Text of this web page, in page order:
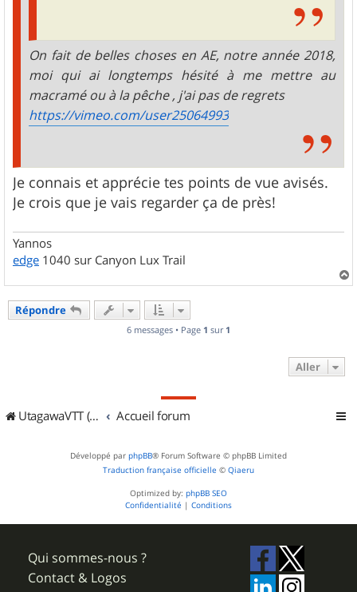
On fait de belles choses en AE, notre année 2018,
moi qui ai longtemps hésité à me mettre au
macramé ou à la pêche , j'ai pas de regrets
https://vimeo.com/user25064993
Je connais et apprécie tes points de vue avisés.
Je crois que je vais regarder ça de près!
Yannos
edge 1040 sur Canyon Lux Trail
a
Répondre
6 messages • Page 1 sur 1
Aller
UtagawaVTT (Randos VTT et VTTAE avec traces GPS) Accueil forum
Développé par phpBB® Forum Software © phpBB Limited
Traduction française officielle © Qiaeru
Optimized by: phpBB SEO
Confidentialité | Conditions
Qui sommes-nous ?
Contact & Logos